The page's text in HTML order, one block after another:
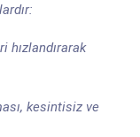
hızlandırarak
kesintisiz ve